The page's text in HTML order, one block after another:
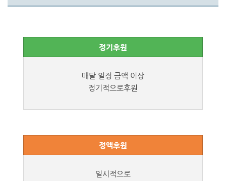
정기후원
매달 일정 금액 이상
정기적으로후원
정액후원
일시적으로